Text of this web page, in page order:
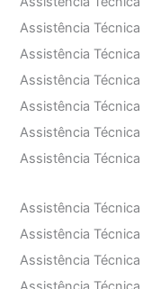
Assistência
Assistência
Assistência
Assistência
Assistência
Assistência
Assistência
Assistência
Assistência